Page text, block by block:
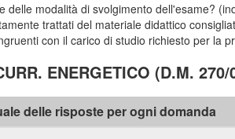
delle modalità di svolgimento dell'esame?
trattati del materiale didattico
con il carico di studio richiesto per la
ENERGETICO (D.M.
delle risposte per ogni domanda